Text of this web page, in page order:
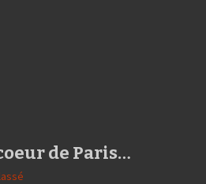
de Paris…